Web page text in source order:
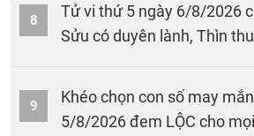
8
Tử vi thứ 5 ngày 6/8/2026
Sửu có duyên lành, Thìn
9
Khéo chọn con số may
5/8/2026 đem LỘC cho